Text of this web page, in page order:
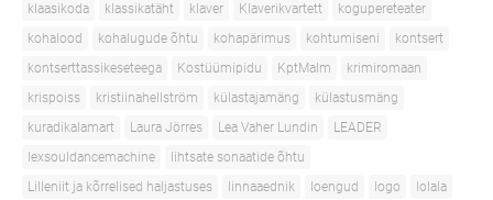
klaasikoda
klassikatäht klaver Klaverikvartett
kogupereteater
kohalood
kohalugude õhtu kohapärimus kohtumiseni
kontsert
kontserttassikeseteega
Kostüümipidu KptMalm
krimiromaan
krispoiss
kristiinahellström külastajamäng
külastusmäng
kuradikalamart
Laura Jörres Lea Vaher Lundin
LEADER
lexsouldancemachine
lihtsate sonaatide õhtu
Lilleniit ja kõrrelised haljastuses
linnaaednik loengud logo
lolala